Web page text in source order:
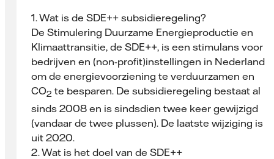
1. Wat is de SDE++ subsidieregeling?
De Stimulering Duurzame Energieproductie en
Klimaattransitie, de SDE++, is een stimulans voor
bedrijven en (non-profit)instellingen in Nederland
om de energievoorziening te verduur­zamen en
CO2 te besparen. De subsidieregeling bestaat al
sinds 2008 en is sindsdien twee keer gewijzigd
(vandaar de twee plussen). De laatste wijziging is
uit 2020.
2. Wat is het doel van de SDE++